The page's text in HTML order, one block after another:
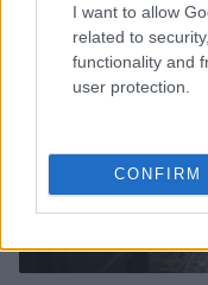
I want to allow
related to
functionality and
user protection.
CONFIRM